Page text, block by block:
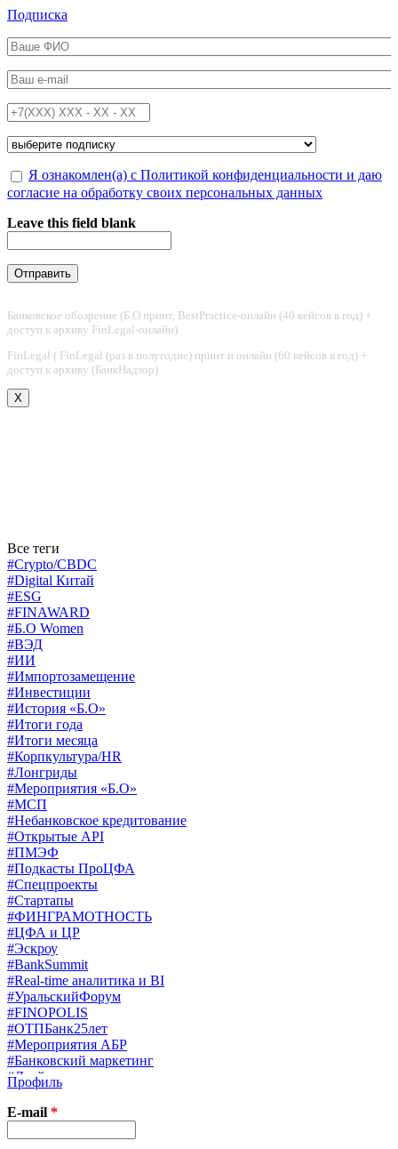
Перейти к основному содержанию
Подписка
ФИО*
Email*
Телефон*
Подписка на*
Обработка персональных данных*
Я ознакомлен(а) с Политикой конфиденциальности и даю
согласие на обработку своих персональных данных
Leave this field blank
Банковское обозрение (Б.О принт, BestPractice-онлайн (40 кейсов в год) +
доступ к архиву FinLegal-онлайн)
FinLegal ( FinLegal (раз в полугодие) принт и онлайн (60 кейсов в год) +
доступ к архиву (БанкНадзор)
X
Все теги
#Crypto/CBDC
#Digital Китай
#ESG
#FINAWARD
#Б.О Women
#ВЭД
#ИИ
#Импортозамещение
#Инвестиции
#История «Б.О»
#Итоги года
#Итоги месяца
#Корпкультура/HR
#Лонгриды
#Мероприятия «Б.О»
#МСП
#Небанковское кредитование
#Открытые API
#ПМЭФ
#Подкасты ПроЦФА
#Спецпроекты
#Стартапы
#ФИНГРАМОТНОСТЬ
#ЦФА и ЦР
#Эскроу
#BankSummit
#Real-time аналитика и BI
#УральскийФорум
#FINOPOLIS
#ОТПБанк25лет
#Мероприятия АБР
#Банковский маркетинг
#Драйверы страхования
#Финконгресс ЦБ
#PB&WM
#UX/CX
#Экосистемы
Профиль
E-mail *